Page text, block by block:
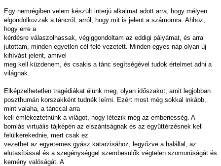
Egy nemrégiben velem készült interjú alkalmat adott arra, hogy mélyen
elgondolkozzak a táncról, arról, hogy mit is jelent a számomra. Ahhoz,
hogy erre a
kérdésre válaszolhassak, végiggondoltam az eddigi pályámat, és arra
jutottam, minden egyetlen cél felé vezetett. Minden egyes nap olyan új
kihívást jelent, amivel
meg kell küzdenem, és csakis a tánc segítségével tudok értelmet adni a
világnak.
Elképzelhetetlen tragédiákat élünk meg, olyan időszakot, amit legjobban
poszthumán korszakként tudnék leírni. Ezért most még sokkal inkább,
mint valaha, a tánccal arra
kell emlékeztetnünk a világot, hogy létezik még az emberiesség. A
bomlás virtuális tájképén az elszántságnak és az együttérzésnek kell
felülkerekednie, mert csak ez
vezethet az egyetemes gyász katarzisához, legyőzve a halállal, az
elutasítással és a szegénységgel szembesülők végtelen szomorúságát és
kemény valóságát. A